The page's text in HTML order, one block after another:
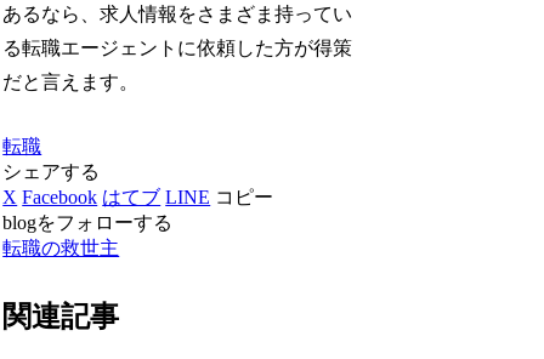
あるなら、求人情報をさまざま持ってい
る転職エージェントに依頼した方が得策
だと言えます。
転職
シェアする
X Facebook はてブ LINE コピー
blogをフォローする
転職の救世主
関連記事